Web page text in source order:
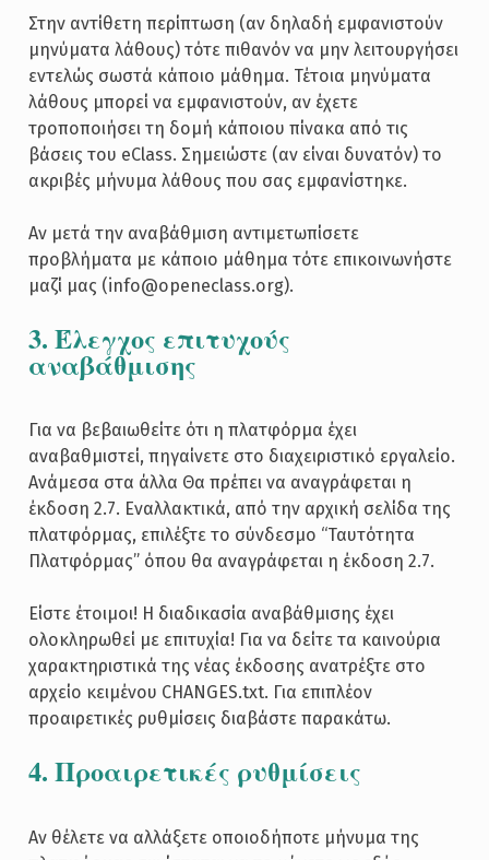
Στην αντίθετη περίπτωση (αν δηλαδή εμφανιστούν
μηνύματα λάθους) τότε πιθανόν να μην λειτουργήσει
εντελώς σωστά κάποιο μάθημα. Τέτοια μηνύματα
λάθους μπορεί να εμφανιστούν, αν έχετε
τροποποιήσει τη δομή κάποιου πίνακα από τις
βάσεις του eClass. Σημειώστε (αν είναι δυνατόν) το
ακριβές μήνυμα λάθους που σας εμφανίστηκε.
Αν μετά την αναβάθμιση αντιμετωπίσετε
προβλήματα με κάποιο μάθημα τότε επικοινωνήστε
μαζί μας (info@openeclass.org).
3. Έλεγχος επιτυχούς
αναβάθμισης
Για να βεβαιωθείτε ότι η πλατφόρμα έχει
αναβαθμιστεί, πηγαίνετε στο διαχειριστικό εργαλείο.
Ανάμεσα στα άλλα Θα πρέπει να αναγράφεται η
έκδοση 2.7. Εναλλακτικά, από την αρχική σελίδα της
πλατφόρμας, επιλέξτε το σύνδεσμο “Ταυτότητα
Πλατφόρμας” όπου θα αναγράφεται η έκδοση 2.7.
Είστε έτοιμοι! Η διαδικασία αναβάθμισης έχει
ολοκληρωθεί με επιτυχία! Για να δείτε τα καινούρια
χαρακτηριστικά της νέας έκδοσης ανατρέξτε στο
αρχείο κειμένου CHANGES.txt. Για επιπλέον
προαιρετικές ρυθμίσεις διαβάστε παρακάτω.
4. Προαιρετικές ρυθμίσεις
Αν θέλετε να αλλάξετε οποιοδήποτε μήνυμα της